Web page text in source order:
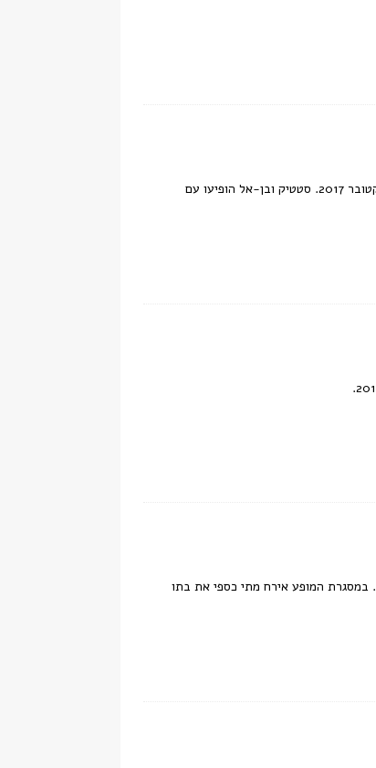
תמונות שצולמו במסגרת הופעה חיה של סטטיק ובן-אל תבורי בפסטיבל מוזות בשוהם, 10 באוקטובר 2017. סטטיק ובן-אל הופיעו עם
תמונות שצולמו בהופעה חיה של מתי כספי במסגרת פסטיבל מוזות בשוהם, 19 באוקטובר 2016. במסגרת המופע אירח מתי כספי את בתו